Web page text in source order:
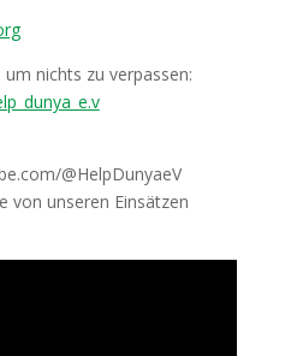
nichts zu verpassen:
@HelpDunyaeV
von unseren Einsätzen